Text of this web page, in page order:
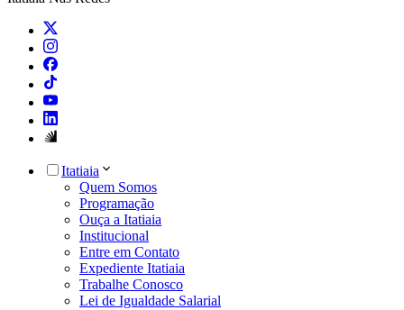
Itatiaia
Quem Somos
Programação
Ouça a Itatiaia
Institucional
Entre em Contato
Expediente Itatiaia
Trabalhe Conosco
Lei de Igualdade Salarial